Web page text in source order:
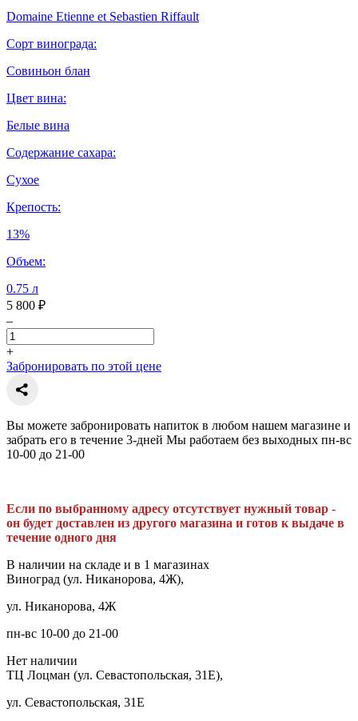
Domaine Etienne et Sebastien Riffault
Сорт винограда:
Совиньон блан
Цвет вина:
Белые вина
Содержание сахара:
Сухое
Крепость:
13%
Объем:
0.75 л
5 800 ₽
–
+
Забронировать по этой цене
Вы можете забронировать напиток в любом нашем магазине и
забрать его в течение 3-дней Мы работаем без выходных пн-вс
10-00 до 21-00
Если по выбранному адресу отсутствует нужный товар -
он будет доставлен из другого магазина и готов к выдаче в
течение одного дня
В наличии на складе и в 1 магазинах
Виноград (ул. Никанорова, 4Ж),
ул. Никанорова, 4Ж
пн-вс 10-00 до 21-00
Нет наличии
ТЦ Лоцман (ул. Севастопольская, 31Е),
ул. Севастопольская, 31Е